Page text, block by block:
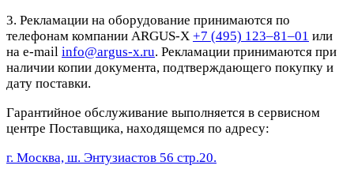
3. Рекламации на оборудование принимаются по
телефонам компании ARGUS-X +7 (495) 123–81–01 или
на e-mail info@argus-x.ru. Рекламации принимаются при
наличии копии документа, подтверждающего покупку и
дату поставки.
Гарантийное обслуживание выполняется в сервисном
центре Поставщика, находящемся по адресу:
г. Москва, ш. Энтузиастов 56 стр.20.